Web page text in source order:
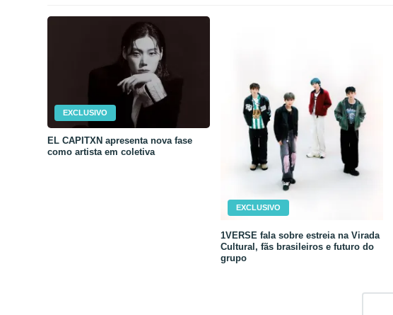
EXCLUSIVO
EL CAPITXN apresenta nova fase
como artista em coletiva
EXCLUSIVO
1VERSE fala sobre estreia na Virada
Cultural, fãs brasileiros e futuro do
grupo